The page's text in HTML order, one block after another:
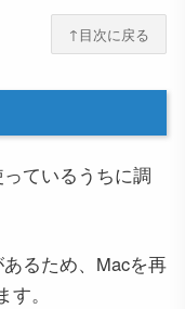
↑目次に戻る
ているうちに調
るため、Macを再
。